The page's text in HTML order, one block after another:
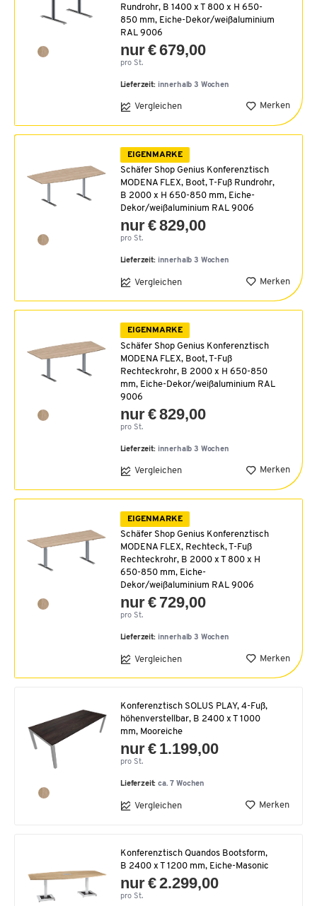
Rundrohr, B 1400 x T 800 x H 650-
850 mm, Eiche-Dekor/weißaluminium
RAL 9006
nur € 679,00
pro St.
Lieferzeit: innerhalb 3 Wochen
Vergleichen Merken
EIGENMARKE
Schäfer Shop Genius Konferenztisch
MODENA FLEX, Boot, T-Fuß Rundrohr,
B 2000 x H 650-850 mm, Eiche-
Dekor/weißaluminium RAL 9006
nur € 829,00
pro St.
Lieferzeit: innerhalb 3 Wochen
Vergleichen Merken
EIGENMARKE
Schäfer Shop Genius Konferenztisch
MODENA FLEX, Boot, T-Fuß
Rechteckrohr, B 2000 x H 650-850
mm, Eiche-Dekor/weißaluminium RAL
9006
nur € 829,00
pro St.
Lieferzeit: innerhalb 3 Wochen
Vergleichen Merken
EIGENMARKE
Schäfer Shop Genius Konferenztisch
MODENA FLEX, Rechteck, T-Fuß
Rechteckrohr, B 2000 x T 800 x H
650-850 mm, Eiche-
Dekor/weißaluminium RAL 9006
nur € 729,00
pro St.
Lieferzeit: innerhalb 3 Wochen
Vergleichen Merken
Konferenztisch SOLUS PLAY, 4-Fuß,
höhenverstellbar, B 2400 x T 1000
mm, Mooreiche
nur € 1.199,00
pro St.
Lieferzeit:ca. 7 Wochen
Vergleichen Merken
Konferenztisch Quandos Bootsform,
B 2400 x T 1200 mm, Eiche-Masonic
nur € 2.299,00
pro St.